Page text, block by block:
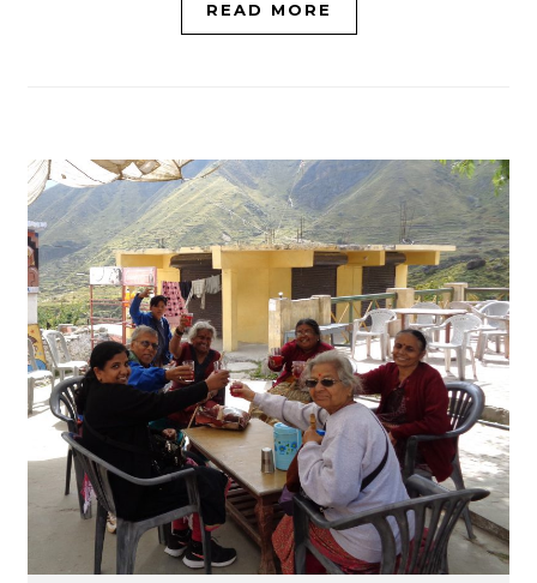
READ MORE